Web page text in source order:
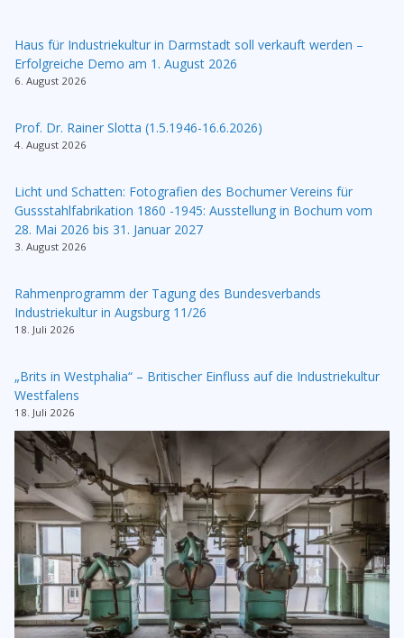
Haus für Industriekultur in Darmstadt soll verkauft werden –
Erfolgreiche Demo am 1. August 2026
6. August 2026
Prof. Dr. Rainer Slotta (1.5.1946-16.6.2026)
4. August 2026
Licht und Schatten: Fotografien des Bochumer Vereins für
Gussstahlfabrikation 1860 -1945: Ausstellung in Bochum vom
28. Mai 2026 bis 31. Januar 2027
3. August 2026
Rahmenprogramm der Tagung des Bundesverbands
Industriekultur in Augsburg 11/26
18. Juli 2026
„Brits in Westphalia“ – Britischer Einfluss auf die Industriekultur
Westfalens
18. Juli 2026